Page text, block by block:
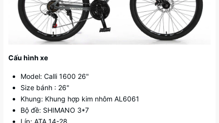
Cấu hình xe
Model: Calli 1600 26"
Size bánh : 26"
Khung: Khung hợp kim nhôm AL6061
Bộ đề: SHIMANO 3*7
Líp: ATA 14-28